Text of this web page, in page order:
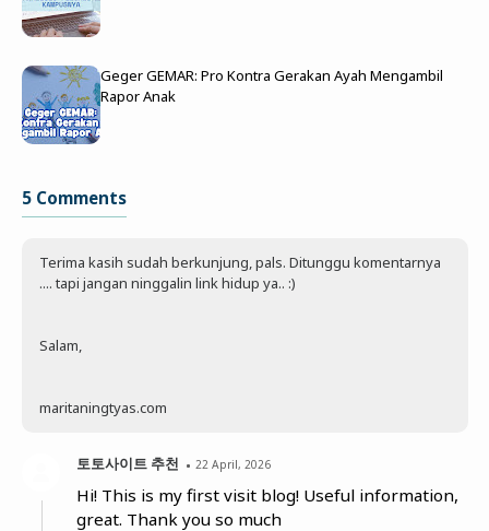
Geger GEMAR: Pro Kontra Gerakan Ayah Mengambil
Rapor Anak
5 Comments
Terima kasih sudah berkunjung, pals. Ditunggu komentarnya
.... tapi jangan ninggalin link hidup ya.. :)
Salam,
maritaningtyas.com
토토사이트 추천 22 April, 2026
Hi! This is my first visit blog! Useful information,
great. Thank you so much